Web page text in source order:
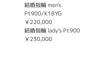
結婚指輪 men's
Pt900/K18YG
￥220,000
結婚指輪 lady's Pt900
￥230,000